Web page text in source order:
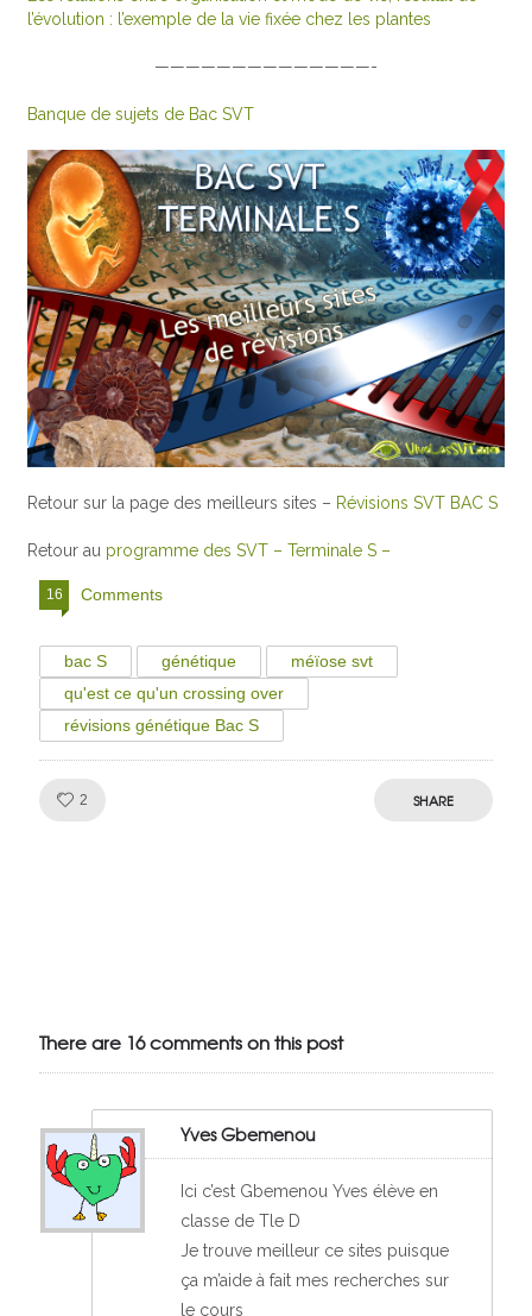
l’évolution : l’exemple de la vie fixée chez les plantes
——————————————-
Banque de sujets de Bac SVT
Retour sur la page des meilleurs sites – Révisions SVT BAC S
Retour au programme des SVT – Terminale S –
16 Comments
bac S génétique
méïose svt
qu'est ce qu'un crossing over
révisions génétique Bac S
2 SHARE
There are 16 comments on this post
Yves Gbemenou
Ici c’est Gbemenou Yves élève en
classe de Tle D
Je trouve meilleur ce sites puisque
ça m’aide à fait mes recherches sur
le cours